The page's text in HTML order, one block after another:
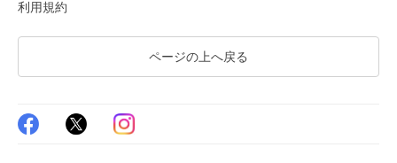
利用規約
ページの上へ戻る